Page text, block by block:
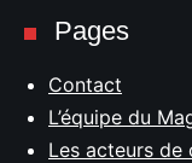
Pages
Contact
L’équipe du
Les acteurs de